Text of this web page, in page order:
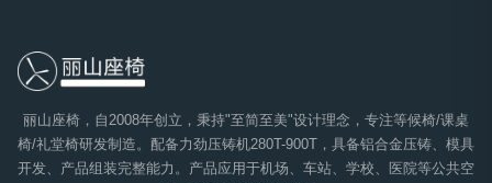
丽山座椅，自2008年创立，秉持"至简至美"设计理念，专注等候椅/课桌
椅/礼堂椅研发制造。配备力劲压铸机280T-900T，具备铝合金压铸、模具
开发、产品组装完整能力。产品应用于机场、车站、学校、医院等公共空